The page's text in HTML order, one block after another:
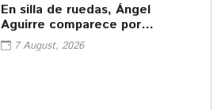
En silla de ruedas, Ángel
Aguirre comparece por
Ayotzinapa y niega las
acusaciones
7 August, 2026